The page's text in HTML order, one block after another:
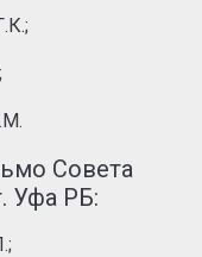
Совета
Уфа РБ: